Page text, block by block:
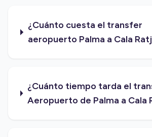
¿Cuánto cuesta el transfer
aeropuerto Palma a Cala
¿Cuánto tiempo tarda el
Aeropuerto de Palma a Cala